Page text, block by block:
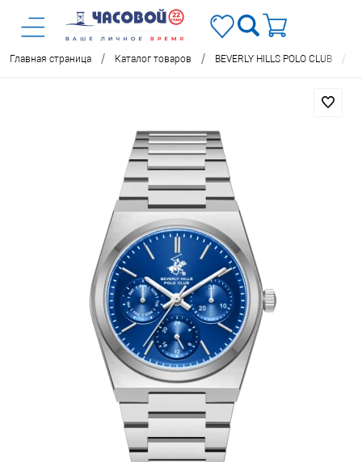
Главная страница / Каталог товаров / BEVERLY HILLS POLO CLUB /